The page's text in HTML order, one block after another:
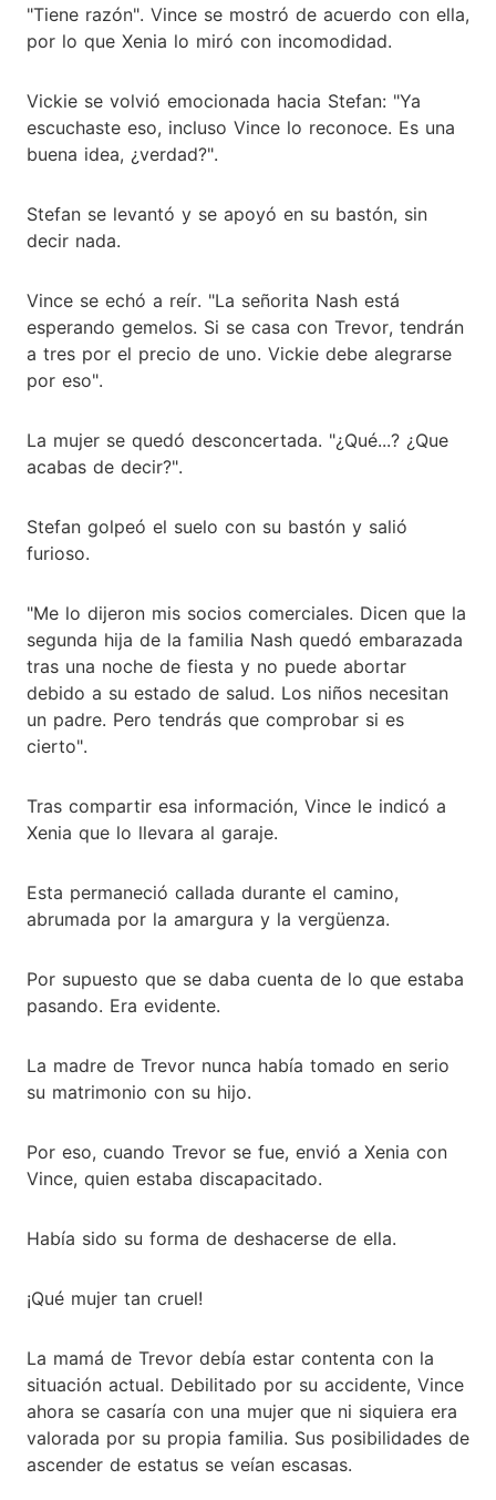
"Tiene razón". Vince se mostró de acuerdo con ella,
por lo que Xenia lo miró con incomodidad.
Vickie se volvió emocionada hacia Stefan: "Ya
escuchaste eso, incluso Vince lo reconoce. Es una
buena idea, ¿verdad?".
Stefan se levantó y se apoyó en su bastón, sin
decir nada.
Vince se echó a reír. "La señorita Nash está
esperando gemelos. Si se casa con Trevor, tendrán
a tres por el precio de uno. Vickie debe alegrarse
por eso".
La mujer se quedó desconcertada. "¿Qué...? ¿Que
acabas de decir?".
Stefan golpeó el suelo con su bastón y salió
furioso.
"Me lo dijeron mis socios comerciales. Dicen que la
segunda hija de la familia Nash quedó embarazada
tras una noche de fiesta y no puede abortar
debido a su estado de salud. Los niños necesitan
un padre. Pero tendrás que comprobar si es
cierto".
Tras compartir esa información, Vince le indicó a
Xenia que lo llevara al garaje.
Esta permaneció callada durante el camino,
abrumada por la amargura y la vergüenza.
Por supuesto que se daba cuenta de lo que estaba
pasando. Era evidente.
La madre de Trevor nunca había tomado en serio
su matrimonio con su hijo.
Por eso, cuando Trevor se fue, envió a Xenia con
Vince, quien estaba discapacitado.
Había sido su forma de deshacerse de ella.
¡Qué mujer tan cruel!
La mamá de Trevor debía estar contenta con la
situación actual. Debilitado por su accidente, Vince
ahora se casaría con una mujer que ni siquiera era
valorada por su propia familia. Sus posibilidades de
ascender de estatus se veían escasas.